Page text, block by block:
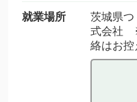
就業場所
茨城県
式会社
絡はお控